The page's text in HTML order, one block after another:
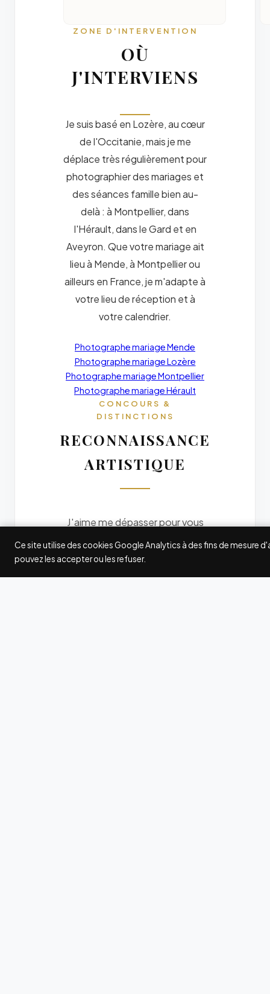
ZONE D'INTERVENTION
OÙ
J'INTERVIENS
Je suis basé en Lozère, au cœur
de l'Occitanie, mais je me
déplace très régulièrement pour
photographier des mariages et
des séances famille bien au-
delà : à Montpellier, dans
l'Hérault, dans le Gard et en
Aveyron. Que votre mariage ait
lieu à Mende, à Montpellier ou
ailleurs en France, je m'adapte à
votre lieu de réception et à
votre calendrier.
Photographe mariage Mende
Photographe mariage Lozère
Photographe mariage Montpellier
Photographe mariage Hérault
CONCOURS &
DISTINCTIONS
RECONNAISSANCE
ARTISTIQUE
J'aime me dépasser pour vous
offrir des photos originales. Je
participe à quelques grands
concours internationaux de
Ce site utilise des cookies Google Analytics à des fins de mesure
pouvez les accepter ou les refuser.